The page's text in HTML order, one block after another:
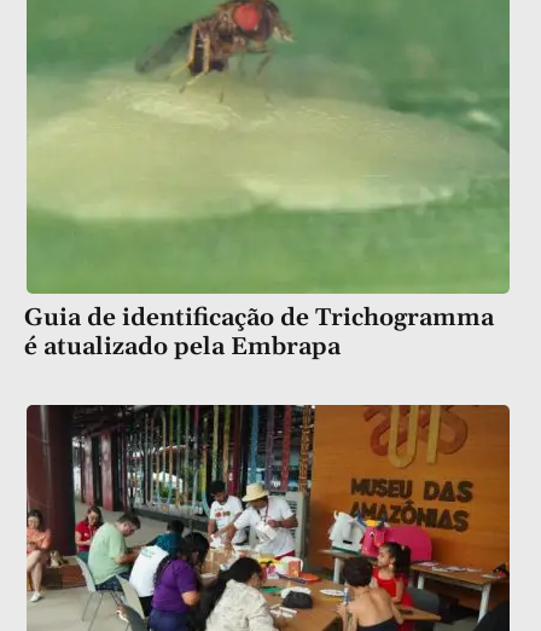
Guia de identificação de Trichogramma
é atualizado pela Embrapa